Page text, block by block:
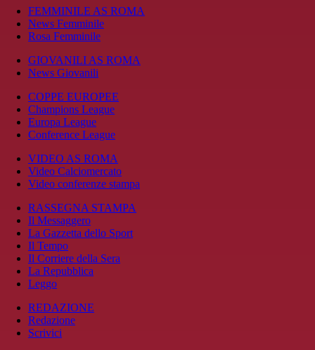
FEMMINILE AS ROMA
News Femminile
Rosa Femminile
GIOVANILI AS ROMA
News Giovanili
COPPE EUROPEE
Champions League
Europa League
Conference League
VIDEO AS ROMA
Video Calciomercato
Video conferenze stampa
RASSEGNA STAMPA
Il Messaggero
La Gazzetta dello Sport
Il Tempo
Il Corriere della Sera
La Repubblica
Leggo
REDAZIONE
Redazione
Scrivici